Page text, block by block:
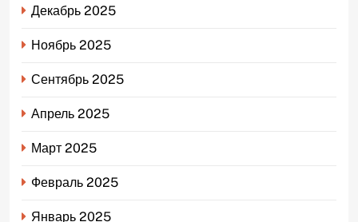
Декабрь 2025
Ноябрь 2025
Сентябрь 2025
Апрель 2025
Март 2025
Февраль 2025
Январь 2025